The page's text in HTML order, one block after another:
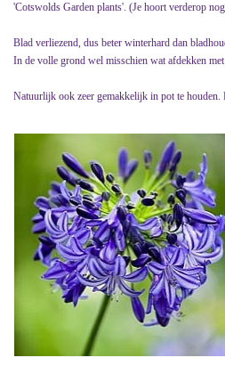
'Cotswolds Garden plants'. (Je hoort verderop
Blad verliezend, dus beter winterhard dan
In de volle grond wel misschien wat afdekken
Natuurlijk ook zeer gemakkelijk in pot te houden.